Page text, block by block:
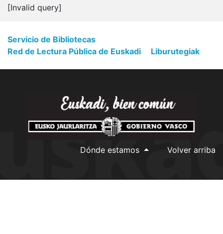
[Invalid query]
Servicio de Bibliotecas
Red de Lectura Pública de Euskadi
Liburutegiak
Dónde estamos Volver arriba